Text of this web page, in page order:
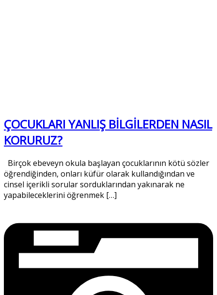
ÇOCUKLARI YANLIŞ BİLGİLERDEN NASIL
KORURUZ?
Birçok ebeveyn okula başlayan çocuklarının kötü sözler
öğrendiğinden, onları küfür olarak kullandığından ve
cinsel içerikli sorular sorduklarından yakınarak ne
yapabileceklerini öğrenmek […]